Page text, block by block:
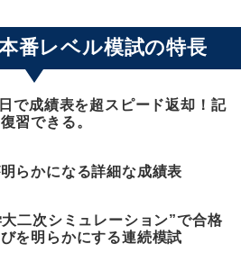
番レベル模試の特長
で成績表を超スピード返却！記
習できる。
らかになる詳細な成績表
二次シミュレーション”で合格
を明らかにする連続模試